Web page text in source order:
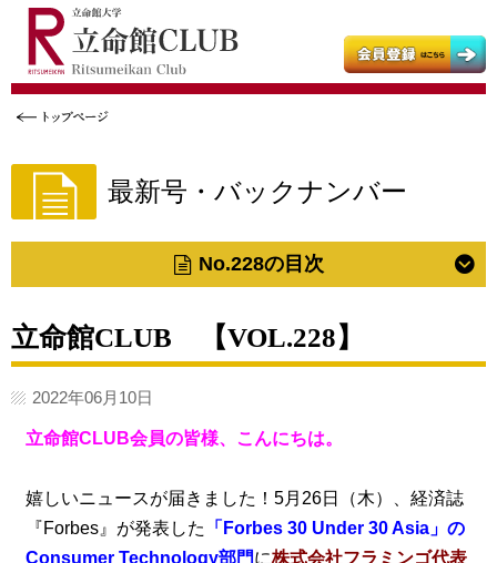
立命館大学 立命館大学父母教育後援会
最新号・バックナンバー
No.228の目次
立命館CLUB 【VOL.228】
2022年06月10日
立命館CLUB会員の皆様、こんにちは。
嬉しいニュースが届きました！5月26日（木）、経済誌
『Forbes』が発表した
「Forbes 30 Under 30 Asia」の
Consumer Technology部門に株式会社フラミンゴ代表